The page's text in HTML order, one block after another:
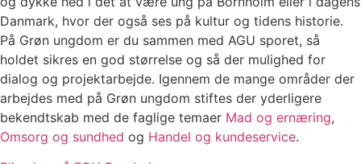
Danmark, hvor der også ses på kultur og tidens historie.
På Grøn ungdom er du sammen med AGU sporet, så
holdet sikres en god størrelse og så der mulighed for
dialog og projektarbejde. Igennem de mange områder der
arbejdes med på Grøn ungdom stiftes der yderligere
bekendtskab med de faglige temaer Mad og ernæring,
Omsorg og sundhed og Handel og kundeservice.